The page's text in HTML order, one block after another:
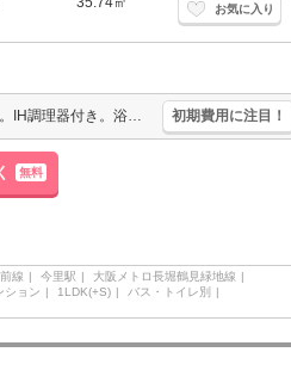
お気に入り
インターネット無料で使い放題。オートロックも完備で安心ですね。IH調理器付き。浴乾。宅配ボックスあり。安心の鉄筋コンクリート造。保証会社加入要(初回35,000円、月額総支払額の1％+899円/月)。 初期費用に注目！
無料
線 今里駅
大阪メトロ長堀鶴見緑地線
ション 1LDK(+S)
バス・トイレ別